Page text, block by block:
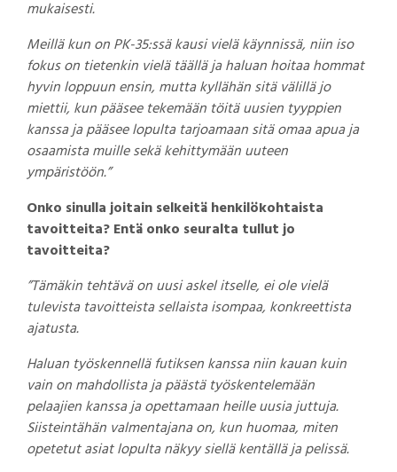
mukaisesti.
Meillä kun on PK-35:ssä kausi vielä käynnissä, niin iso
fokus on tietenkin vielä täällä ja haluan hoitaa hommat
hyvin loppuun ensin, mutta kyllähän sitä välillä jo
miettii, kun pääsee tekemään töitä uusien tyyppien
kanssa ja pääsee lopulta tarjoamaan sitä omaa apua ja
osaamista muille sekä kehittymään uuteen
ympäristöön.”
Onko sinulla joitain selkeitä henkilökohtaista
tavoitteita? Entä onko seuralta tullut jo
tavoitteita?
”Tämäkin tehtävä on uusi askel itselle, ei ole vielä
tulevista tavoitteista sellaista isompaa, konkreettista
ajatusta.
Haluan työskennellä futiksen kanssa niin kauan kuin
vain on mahdollista ja päästä työskentelemään
pelaajien kanssa ja opettamaan heille uusia juttuja.
Siisteintähän valmentajana on, kun huomaa, miten
opetetut asiat lopulta näkyy siellä kentällä ja pelissä.